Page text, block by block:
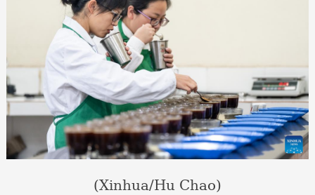
(Xinhua/Hu Chao)